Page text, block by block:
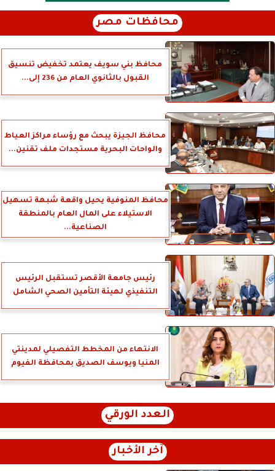
محافظات مصر
محافظ بني سويف يعتمد تخفيض تنسيق
القبول بالثانوي العام من 236 إلى...
محافظ الجيزة يبحث مع رؤساء مراكز العياط
والواحات البحرية مستجدات ملف تقنين...
محافظ المنوفية يحيل واقعة شبهة تسهيل
الاستيلاء على المال العام بالمنطقة
الصناعية...
رئيس جامعة الأقصر تستقبل الرئيس
التنفيذي لهيئة التأمين الصحي الشامل
الانتهاء من المخطط التفصيلي لمدينتي
المنيا ويوسف الصديق بمحافظة الفيوم
العدد الورقي
آخر الأخبار